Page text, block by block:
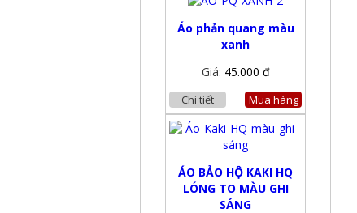
Áo phản quang màu
xanh
Giá: 45.000 đ
Chi tiết Mua hàng
ÁO BẢO HỘ KAKI HQ
LÓNG TO MÀU GHI
SÁNG